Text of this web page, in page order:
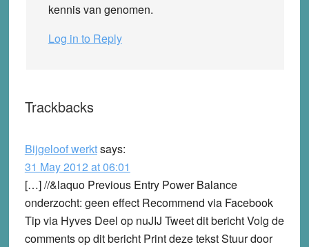
kennis van genomen.
Log in to Reply
Trackbacks
Bijgeloof werktsays:
31 May 2012 at 06:01
[…] //&laquo Previous Entry Power Balance
onderzocht: geen effect Recommend via Facebook
Tip via Hyves Deel op nuJIJ Tweet dit bericht Volg de
comments op dit bericht Print deze tekst Stuur door